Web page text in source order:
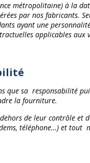
métropolitaine) à la
par nos fabricants.
ayant une
applicables aux
sa responsabilité
la fourniture.
de leur contrôle
téléphone…) et